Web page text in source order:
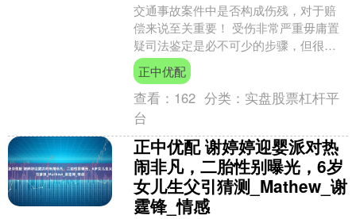
交通事故案件中是否构成伤残，对于赔
偿来说至关重要！ 受伤非常严重毋庸置
疑司法鉴定是必不可少的步骤，但很多
情况下受害人也拿不准是否伤残，怕万
一没鉴定上浪费时间不说....
正中优配
查看： 162 分类： 实盘股票杠杆平
台
正中优配 谢婷婷迎婴派对热
闹非凡，二胎性别曝光，6岁
女儿生父引猜测_Mathew_谢
霆锋_情感